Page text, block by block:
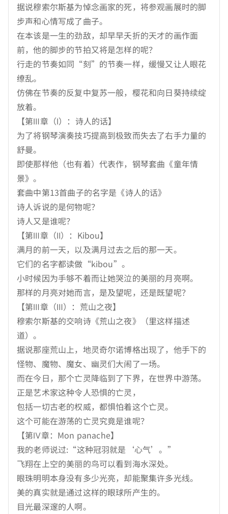
据说穆索尔斯基为悼念画家的死，将参观画展时的脚
步声和心情写成了曲子。
在本该是一生的劲敌，却早早夭折的天才的画作面
前，他的脚步的节拍又将是怎样的呢？
行走的节奏如同“刻”的节奏一样，缓慢又让人眼花
缭乱。
仿佛在节奏的反复中复苏一般，樱花和向日葵持续绽
放着。
【第Ⅲ章（Ⅰ）：诗人的话】
为了将钢琴演奏技巧提高到极致而失去了右手力量的
舒曼。
即使那样他（也有着）代表作，钢琴套曲《童年情
景》。
套曲中第13首曲子的名字是《诗人的话》
诗人诉说的是何物呢？
诗人又是谁呢？
【第Ⅲ章（Ⅱ）：Kibou】
满月的前一天，以及满月过去之后的那一天。
它们的名字都读做“kibou”。
小时候因为手够不着而让她哭泣的美丽的月亮啊。
那样的月亮对她而言，是及望呢，还是既望呢？
【第Ⅲ章（Ⅲ）：荒山之夜】
穆索尔斯基的交响诗《荒山之夜》（里这样描述
道）。
据说那座荒山上，地灵奇尔诺博格出现了，他手下的
怪物、魔物、魔女、幽灵们大闹了一场。
而在今日，那个亡灵降临到了下界，在世界中游荡。
正是艺术家这种令人恐惧的亡灵，
包括一切古老的权威，都惧怕着这个亡灵。
这个可能在游荡的亡灵究竟是谁呢？
【第Ⅳ章：Mon panache】
我的老师说过:“这种冠羽就是‘心气’。”
飞翔在上空的美丽的鸟可以看到海水深处。
眼珠明明本身没有多少光亮，却能聚集许多光线。
美的真实就是通过这样的眼球所产生的。
目光最深邃的人啊。